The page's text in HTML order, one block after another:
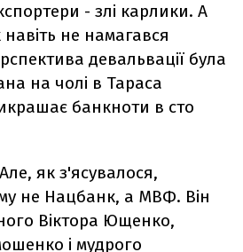
- злі карлики. А
не намагався
девальвації була
на чолі в Тараса
банкноти в сто
Але, як з'ясувалося,
не Нацбанк, а МВФ. Він
Віктора Ющенко,
і мудрого